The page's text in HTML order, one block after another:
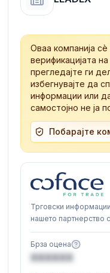
Оваа компанија
верификацијата
прегледајте ги
избегнувајте да
информации или
самостојно не ја
Побарајте
Трговски
нашето партнерство
Брза оцена
XXXXXX